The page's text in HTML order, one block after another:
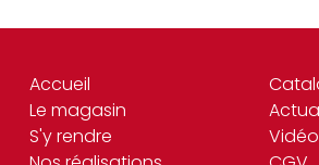
Accueil
Le magasin
S'y rendre